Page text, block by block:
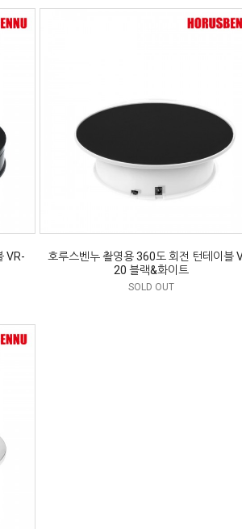
VR-
호루스벤누 촬영용 360도 회전 턴테이블
20 블랙&화이트
SOLD OUT